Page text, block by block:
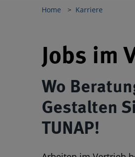
Home Karriere
Jobs im
Wo
Gestalten
TUNAP!